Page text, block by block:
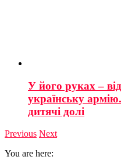
У його руках –
українську
дитячі долі
Previous Next
You are here: